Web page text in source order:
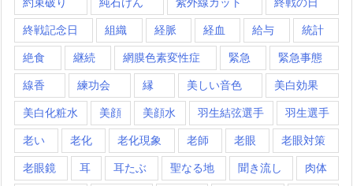
終戦記念日 組織 経脈 経血 給与 統計
絶食 継続 網膜色素変性症 緊急 緊急事態
線香 練功会 縁 美しい音色 美白効果
美白化粧水 美顔 美顔水 羽生結弦選手 羽生選手
老い 老化 老化現象 老師 老眼 老眼対策
老眼鏡 耳 耳たぶ 聖なる地 聞き流し 肉体